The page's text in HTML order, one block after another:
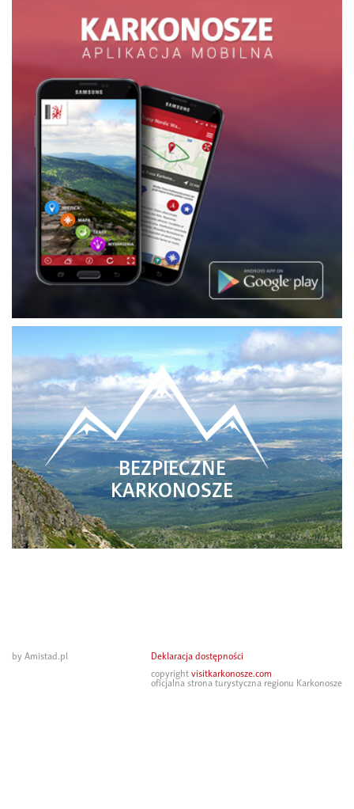
BEZPIECZNE
KARKONOSZE
by Amistad.pl
Deklaracja dostępności
copyright visitkarkonosze.com
oficjalna strona turystyczna regionu Karkonosze